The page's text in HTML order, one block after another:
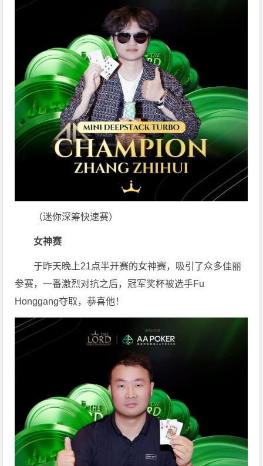
（迷你深筹快速赛）
女神赛
于昨天晚上21点半开赛的女神赛，吸引了众多佳丽
参赛，一番激烈对抗之后，冠军奖杯被选手Fu
Honggang夺取，恭喜他！